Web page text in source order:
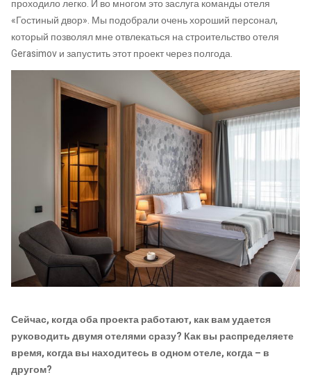
проходило легко. И во многом это заслуга команды отеля
«Гостиный двор». Мы подобрали очень хороший персонал,
который позволял мне отвлекаться на строительство отеля
Gerasimov и запустить этот проект через полгода.
Сейчас, когда оба проекта работают, как вам удается
руководить двумя отелями сразу? Как вы распределяете
время, когда вы находитесь в одном отеле, когда – в
другом?